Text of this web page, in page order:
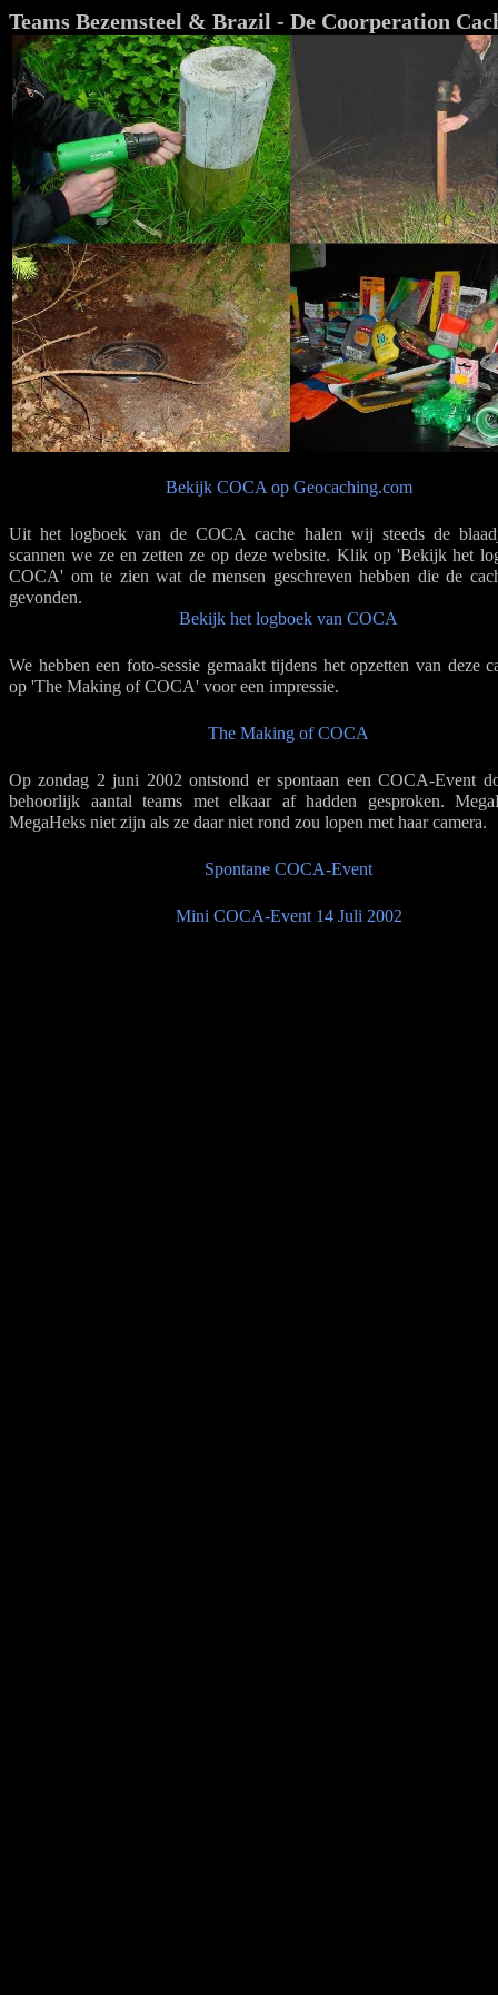
Teams Bezemsteel & Brazil - De Coorperation
Bekijk COCA op Geocaching.com
Uit het logboek van de COCA cache halen wij steeds de
scannen we ze en zetten ze op deze website. Klik op 'Bekijk het
COCA' om te zien wat de mensen geschreven hebben die de
gevonden.
Bekijk het logboek van COCA
We hebben een foto-sessie gemaakt tijdens het opzetten van deze
op 'The Making of COCA' voor een impressie.
The Making of COCA
Op zondag 2 juni 2002 ontstond er spontaan een COCA-Event
behoorlijk aantal teams met elkaar af hadden gesproken.
MegaHeks niet zijn als ze daar niet rond zou lopen met haar camera.
Spontane COCA-Event
Mini COCA-Event 14 Juli 2002